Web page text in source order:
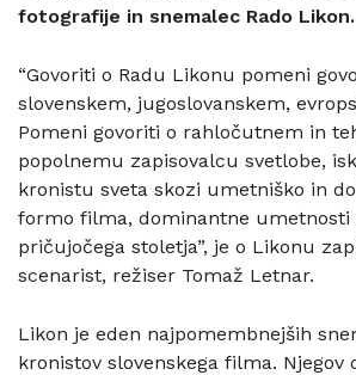
fotografije in snemalec Rado Likon.
“Govoriti o Radu Likonu pomeni
slovenskem, jugoslovanskem,
Pomeni govoriti o rahločutnem in
popolnemu zapisovalcu svetlobe,
kronistu sveta skozi umetniško in
formo filma, dominantne umetnosti
pričujočega stoletja”, je o Likonu
scenarist, režiser Tomaž Letnar.
Likon je eden najpomembnejših
kronistov slovenskega filma. Njegov